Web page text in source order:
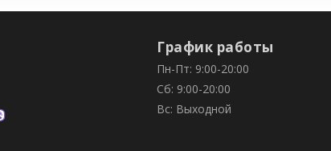
График работы
Пн-Пт: 9:00-20:00
Сб: 9:00-20:00
Вс: Выходной